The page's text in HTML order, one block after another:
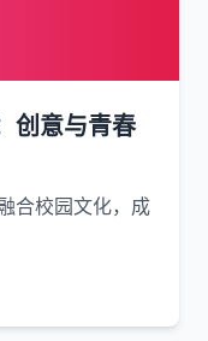
创意与青春
合校园文化，成